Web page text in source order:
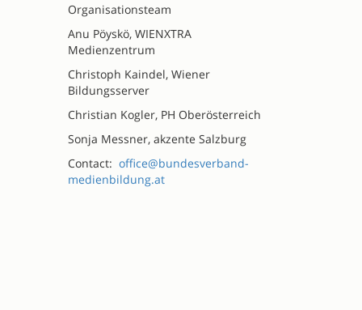
Organisationsteam
Anu Pöyskö, WIENXTRA
Medienzentrum
Christoph Kaindel, Wiener
Bildungsserver
Christian Kogler, PH Oberösterreich
Sonja Messner, akzente Salzburg
Contact: office@bundesverband-
medienbildung.at